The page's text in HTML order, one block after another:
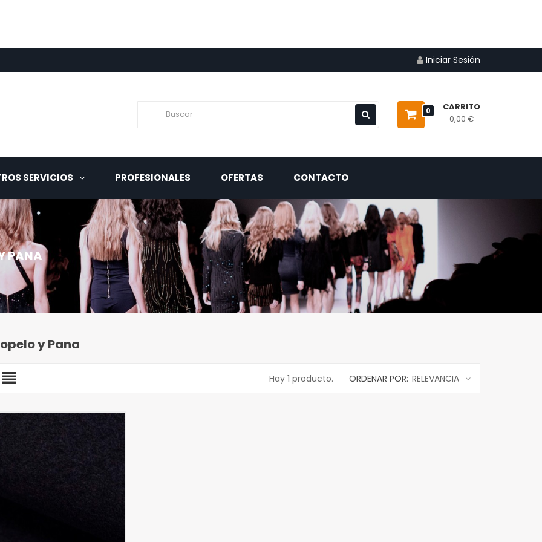
Iniciar Sesión
CARRITO
0,00 €
0
SERVICIOS PROFESIONALES OFERTAS CONTACTO
PANA
y Pana
Hay 1 producto. ORDENAR POR: RELEVANCIA